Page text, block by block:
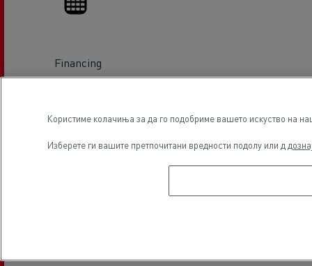
Financing
Локација
Користиме колачиња за да го подобриме вашето искуство на
Изберете ги вашите претпочитани вредности подолу или д